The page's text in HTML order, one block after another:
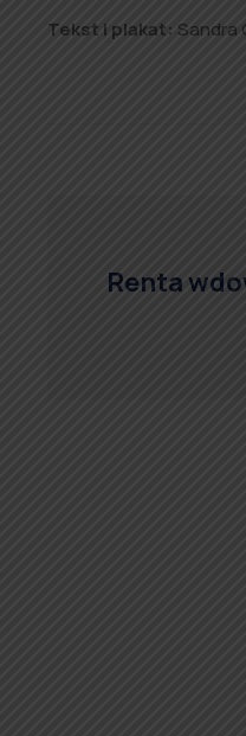
Tekst i plakat: Sandra
Renta